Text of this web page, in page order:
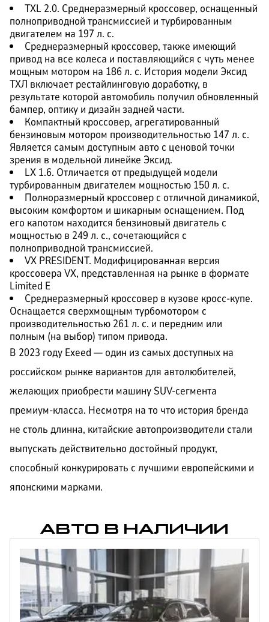
TXL 2.0. Среднеразмерный кроссовер, оснащенный
полноприводной трансмиссией и турбированным
двигателем на 197 л. с.
Среднеразмерный кроссовер, также имеющий
привод на все колеса и поставляющийся с чуть менее
мощным мотором на 186 л. с. История модели Эксид
ТХЛ включает рестайлинговую доработку, в
результате которой автомобиль получил обновленный
бампер, оптику и дизайн задней части.
Компактный кроссовер, агрегатированный
бензиновым мотором производительностью 147 л. с.
Является самым доступным авто с ценовой точки
зрения в модельной линейке Эксид.
LX 1.6. Отличается от предыдущей модели
турбированным двигателем мощностью 150 л. с.
Полноразмерный кроссовер с отличной динамикой,
высоким комфортом и шикарным оснащением. Под
его капотом находится бензиновый двигатель с
мощностью в 249 л. с., сочетающийся с
полноприводной трансмиссией.
VX PRESIDENT. Модифицированная версия
кроссовера VX, представленная на рынке в формате
Limited E
Среднеразмерный кроссовер в кузове кросс-купе.
Оснащается сверхмощным турбомотором с
производительностью 261 л. с. и передним или
полным (на выбор) типом привода.
В 2023 году Exeed — один из самых доступных на
российском рынке вариантов для автолюбителей,
желающих приобрести машину SUV-сегмента
премиум-класса. Несмотря на то что история бренда
не столь длинна, китайские автопроизводители стали
выпускать действительно достойный продукт,
способный конкурировать с лучшими европейскими и
японскими марками.
АВТО В НАЛИЧИИ